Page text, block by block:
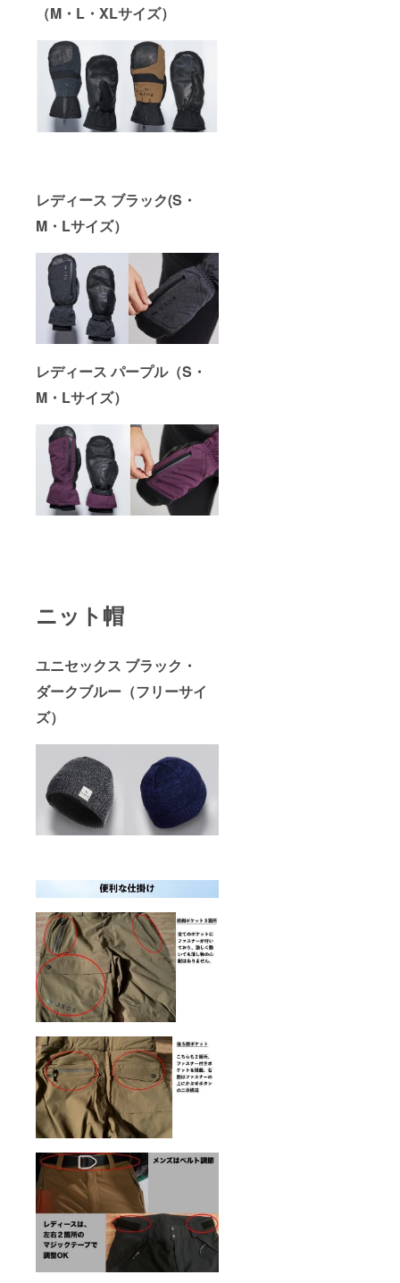
（M・L・XLサイズ）
レディース ブラック(S・
M・Lサイズ）
レディース パープル（S・
M・Lサイズ）
ニット帽
ユニセックス ブラック・
ダークブルー（フリーサイ
ズ）